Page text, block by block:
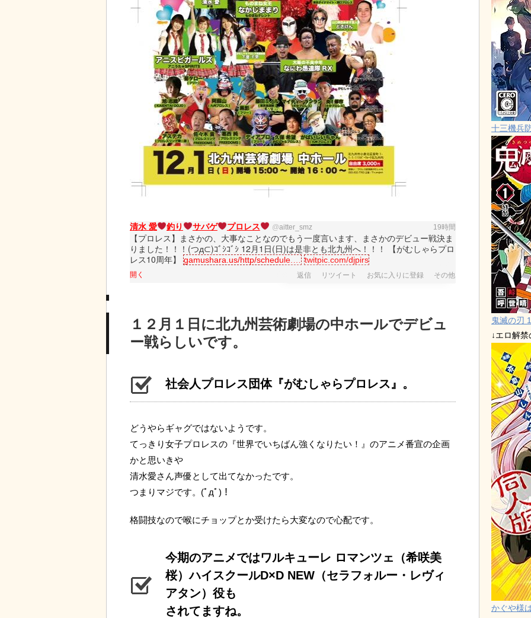
清水 愛 釣り サバゲ プロレス @aitter_smz 19時間
【プロレス】まさかの、大事なことなのでもう一度言います、まさかのデビュー戦決ま
りました！！！(つд⊂)ｺﾞｼｺﾞｼ 12月1日(日)は是非とも北九州へ！！！ 【がむしゃらプロ
レス10周年】
gamushara.us/http/schedule. twitpic.com/djpirs
返信 リツイート お気に入りに登録 その他
開く
１２月１日に北九州芸術劇場の中ホールでデビュ
ー戦らしいです。
社会人プロレス団体『がむしゃらプロレス』。
どうやらギャグではないようです。
てっきり女子プロレスの『世界でいちばん強くなりたい！』のアニメ番宣の企画
かと思いきや
清水愛さん声優として出てなかったです。
つまりマジです。(ﾟдﾟ)！
格闘技なので喉にチョップとか受けたら大変なので心配です。
今期のアニメではワルキューレ ロマンツェ（希咲美
桜）ハイスクールD×D NEW（セラフォルー・レヴィ
アタン）役も
されてますね。
十三機兵
鬼滅の刃
↓エロ解
かぐや様